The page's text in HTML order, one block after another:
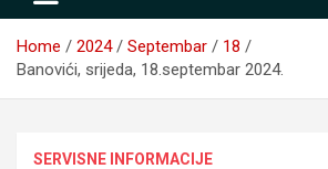
Home 2024 Septembar
18
Banovići, srijeda, 18.septembar 2024.
SERVISNE INFORMACIJE